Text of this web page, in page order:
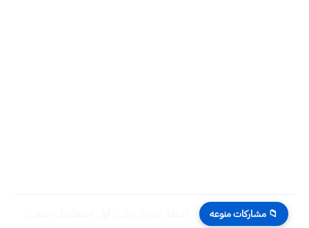
📁 مشاركات منوعه